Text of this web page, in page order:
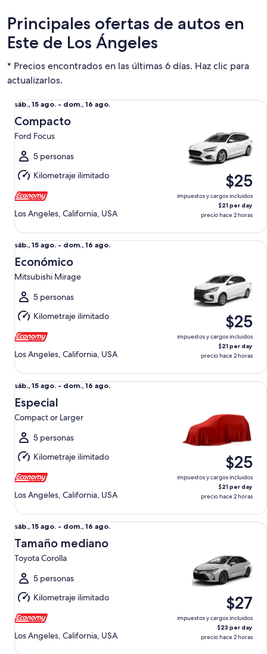
Principales ofertas de autos en
Este de Los Ángeles
* Precios encontrados en las últimas 6 días. Haz clic para
actualizarlos.
Del
sáb.,
15
ago.
al
dom.,
16
ago.
sáb., 15 ago. - dom., 16 ago.
Compacto
Ford Focus
5 personas
Kilometraje ilimitado
Los Angeles, California, USA
$25
impuestos y cargos incluidos
$21 per day
precio hace 2 horas
Compacto Ford Focus
Del
sáb.,
15
ago.
al
dom.,
16
ago.
sáb., 15 ago. - dom., 16 ago.
Económico
Mitsubishi Mirage
5 personas
Kilometraje ilimitado
Los Angeles, California, USA
$25
impuestos y cargos incluidos
$21 per day
precio hace 2 horas
Económico Mitsubishi Mirage
Del
sáb.,
15
ago.
al
dom.,
16
ago.
sáb., 15 ago. - dom., 16 ago.
Especial
Compact or Larger
5 personas
Kilometraje ilimitado
Los Angeles, California, USA
$25
impuestos y cargos incluidos
$21 per day
precio hace 2 horas
Especial Compact or Larger
Del
sáb.,
15
ago.
al
dom.,
16
ago.
sáb., 15 ago. - dom., 16 ago.
Tamaño mediano
Toyota Corolla
5 personas
Kilometraje ilimitado
Los Angeles, California, USA
$27
impuestos y cargos incluidos
$23 per day
precio hace 2 horas
Tamaño mediano Toyota Corolla